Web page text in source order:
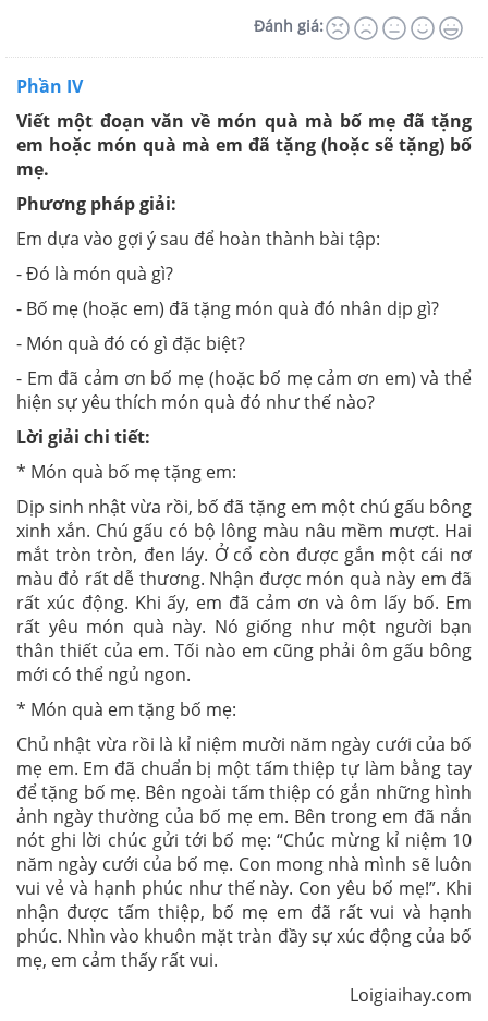
Đánh giá:
Phần IV
Viết một đoạn văn về món quà mà bố mẹ đã tặng
em hoặc món quà mà em đã tặng (hoặc sẽ tặng) bố
mẹ.
Phương pháp giải:
Em dựa vào gợi ý sau để hoàn thành bài tập:
- Đó là món quà gì?
- Bố mẹ (hoặc em) đã tặng món quà đó nhân dịp gì?
- Món quà đó có gì đặc biệt?
- Em đã cảm ơn bố mẹ (hoặc bố mẹ cảm ơn em) và thể
hiện sự yêu thích món quà đó như thế nào?
Lời giải chi tiết:
* Món quà bố mẹ tặng em:
Dịp sinh nhật vừa rồi, bố đã tặng em một chú gấu bông
xinh xắn. Chú gấu có bộ lông màu nâu mềm mượt. Hai
mắt tròn tròn, đen láy. Ở cổ còn được gắn một cái nơ
màu đỏ rất dễ thương. Nhận được món quà này em đã
rất xúc động. Khi ấy, em đã cảm ơn và ôm lấy bố. Em
rất yêu món quà này. Nó giống như một người bạn
thân thiết của em. Tối nào em cũng phải ôm gấu bông
mới có thể ngủ ngon.
* Món quà em tặng bố mẹ:
Chủ nhật vừa rồi là kỉ niệm mười năm ngày cưới của bố
mẹ em. Em đã chuẩn bị một tấm thiệp tự làm bằng tay
để tặng bố mẹ. Bên ngoài tấm thiệp có gắn những hình
ảnh ngày thường của bố mẹ em. Bên trong em đã nắn
nót ghi lời chúc gửi tới bố mẹ: “Chúc mừng kỉ niệm 10
năm ngày cưới của bố mẹ. Con mong nhà mình sẽ luôn
vui vẻ và hạnh phúc như thế này. Con yêu bố mẹ!”. Khi
nhận được tấm thiệp, bố mẹ em đã rất vui và hạnh
phúc. Nhìn vào khuôn mặt tràn đầy sự xúc động của bố
mẹ, em cảm thấy rất vui.
Loigiaihay.com